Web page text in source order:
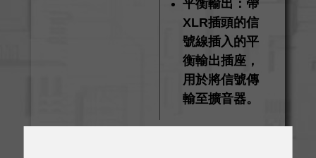
平衡輸出：帶
XLR插頭的信
號線插入的平
衡輸出插座，
用於將信號傳
輸至擴音器。